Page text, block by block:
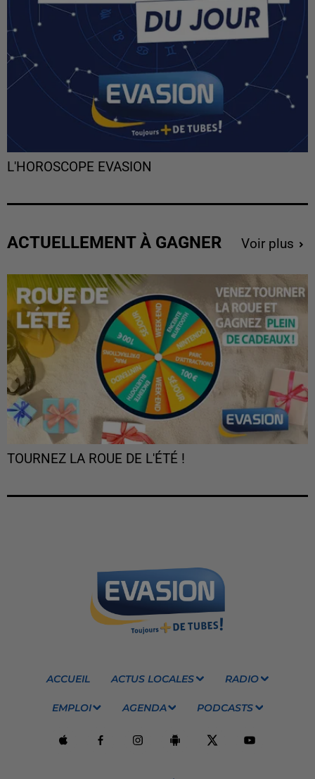
L'HOROSCOPE EVASION
ACTUELLEMENT À GAGNER Voir plus
TOURNEZ LA ROUE DE L'ÉTÉ !
ACCUEIL ACTUS LOCALES RADIO
EMPLOI AGENDA PODCASTS